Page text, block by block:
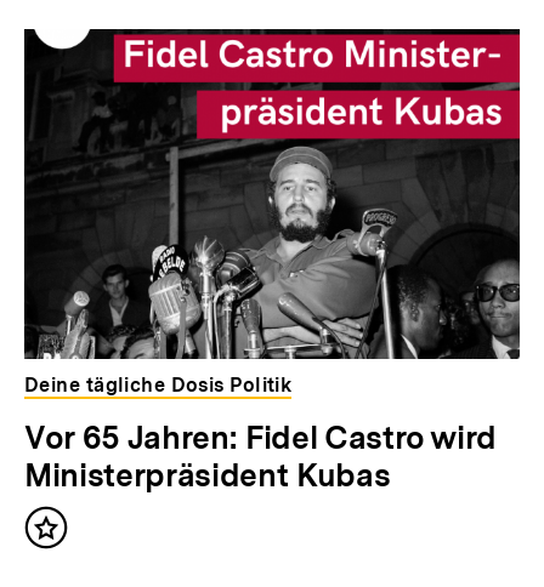
Deine tägliche Dosis Politik
Vor 65 Jahren: Fidel Castro wird
Ministerpräsident Kubas
Inhalt